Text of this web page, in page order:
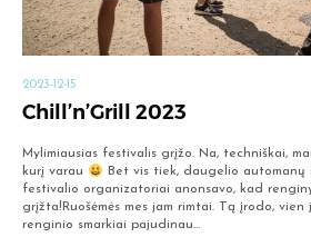
2023-12-15
Chill’n’Grill 2023
Mylimiausias festivalis grįžo. Na, techniškai,
kurį varau
Bet vis tiek, daugelio automanų
festivalio organizatoriai anonsavo, kad
grįžta!Ruošėmės mes jam rimtai. Tą įrodo,
renginio smarkiai pajudinau…